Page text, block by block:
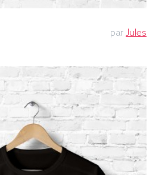
par Jules